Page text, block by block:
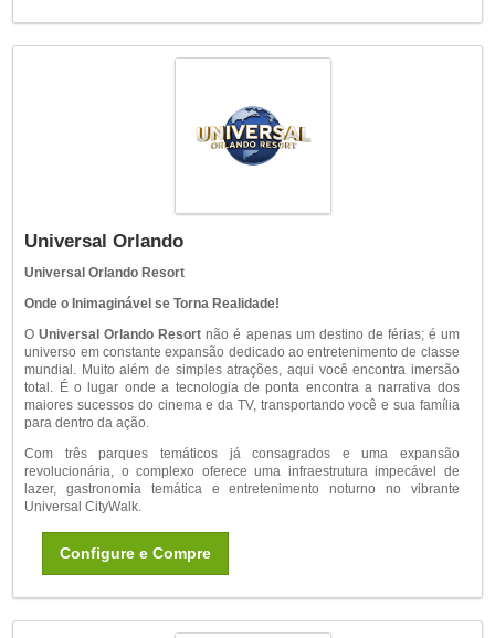
Universal Orlando
Universal Orlando Resort
Onde o Inimaginável se Torna Realidade!
OUniversal Orlando Resort não é apenas um destino de férias; é um
universo em constante expansão dedicado ao entretenimento de classe
mundial. Muito além de simples atrações, aqui você encontra imersão
total. É o lugar onde a tecnologia de ponta encontra a narrativa dos
maiores sucessos do cinema e da TV, transportando você e sua família
para dentro da ação.
Com três parques temáticos já consagrados e uma expansão
revolucionária, o complexo oferece uma infraestrutura impecável de
lazer, gastronomia temática e entretenimento noturno no vibrante
Universal CityWalk.
Configure e Compre